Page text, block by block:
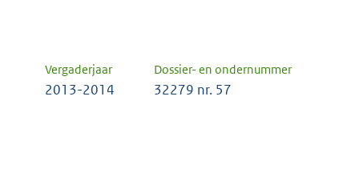
Vergaderjaar Dossier- en ondernummer
2013-2014 32279 nr. 57